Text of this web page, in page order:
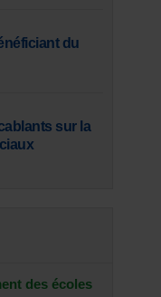
du
sur la
des écoles